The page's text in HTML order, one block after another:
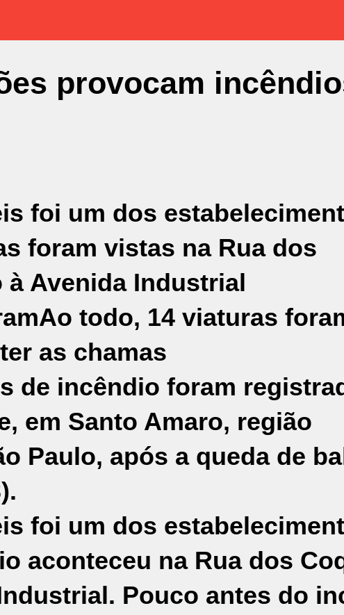
provocam
foi um dos
foram vistas na Rua dos
Avenida Industrial
Ao todo, 14 viaturas
as chamas
de incêndio foram
em Santo Amaro, região
Paulo, após a queda de
foi um dos
aconteceu na Rua dos
Pouco antes do